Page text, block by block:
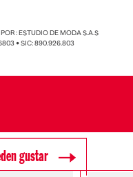
: ESTUDIO DE MODA S.A.S
• SIC: 890.926.803
gustar